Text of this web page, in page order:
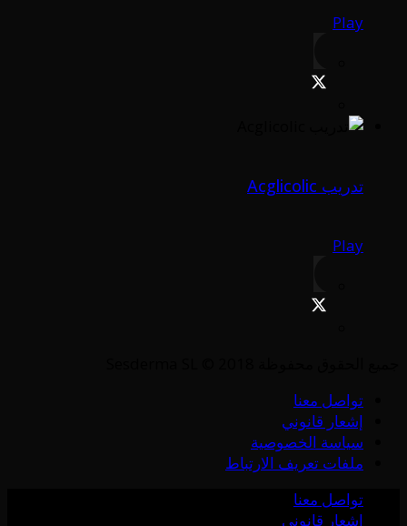
Play
تدريب Acglicolic
Play
تواصل معنا
إشعار قانوني
سياسة الخصوصية
ملفات تعريف الارتباط
تواصل معنا
إشعار قانوني